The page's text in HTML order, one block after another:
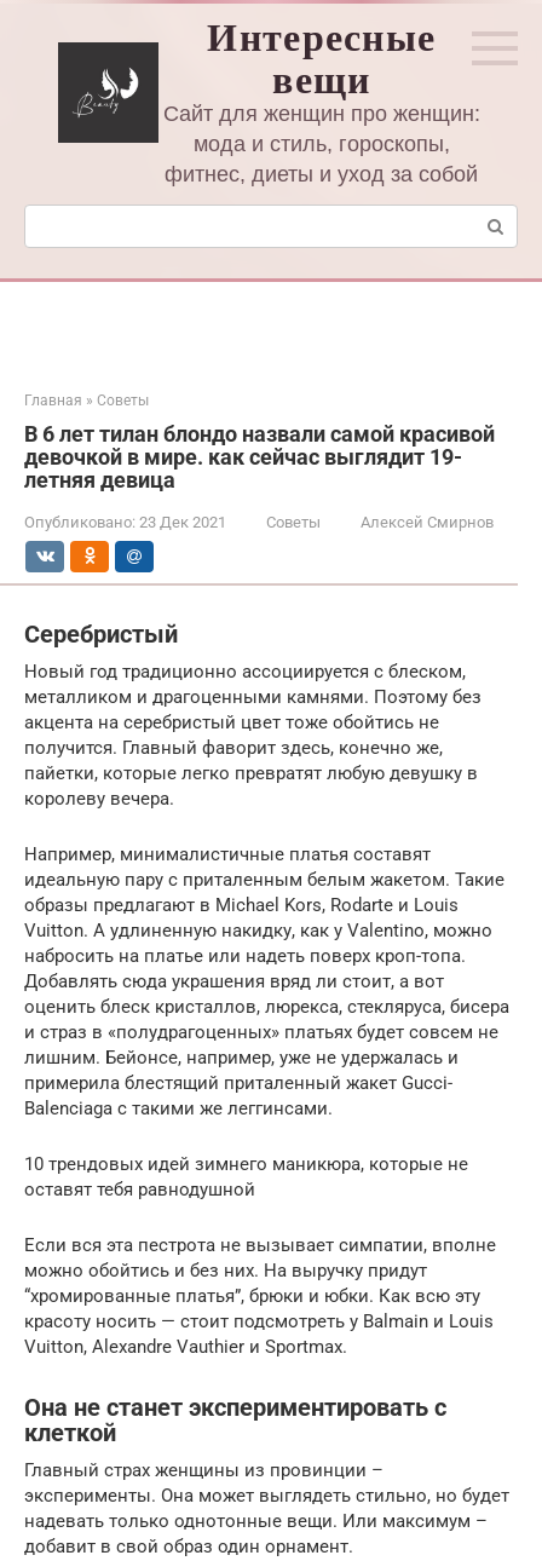
Интересные
вещи
Сайт для женщин про женщин:
мода и стиль, гороскопы,
фитнес, диеты и уход за собой
Поиск:
Главная » Советы
В 6 лет тилан блондо назвали самой красивой
девочкой в мире. как сейчас выглядит 19-
летняя девица
Опубликовано: 23 Дек 2021 Советы Алексей Смирнов
Серебристый
Новый год традиционно ассоциируется с блеском,
металликом и драгоценными камнями. Поэтому без
акцента на серебристый цвет тоже обойтись не
получится. Главный фаворит здесь, конечно же,
пайетки, которые легко превратят любую девушку в
королеву вечера.
Например, минималистичные платья составят
идеальную пару с приталенным белым жакетом. Такие
образы предлагают в Michael Kors, Rodarte и Louis
Vuitton. А удлиненную накидку, как у Valentino, можно
набросить на платье или надеть поверх кроп-топа.
Добавлять сюда украшения вряд ли стоит, а вот
оценить блеск кристаллов, люрекса, стекляруса, бисера
и страз в «полудрагоценных» платьях будет совсем не
лишним. Бейонсе, например, уже не удержалась и
примерила блестящий приталенный жакет Gucci-
Balenciaga с такими же леггинсами.
10 трендовых идей зимнего маникюра, которые не
оставят тебя равнодушной
Если вся эта пестрота не вызывает симпатии, вполне
можно обойтись и без них. На выручку придут
“хромированные платья”, брюки и юбки. Как всю эту
красоту носить — стоит подсмотреть у Balmain и Louis
Vuitton, Alexandre Vauthier и Sportmax.
Она не станет экспериментировать с
клеткой
Главный страх женщины из провинции –
эксперименты. Она может выглядеть стильно, но будет
надевать только однотонные вещи. Или максимум –
добавит в свой образ один орнамент.